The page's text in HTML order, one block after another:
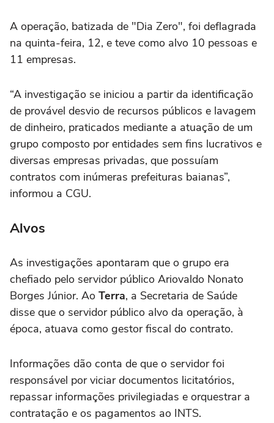
A operação, batizada de "Dia Zero", foi deflagrada
na quinta-feira, 12, e teve como alvo 10 pessoas e
11 empresas.
“A investigação se iniciou a partir da identificação
de provável desvio de recursos públicos e lavagem
de dinheiro, praticados mediante a atuação de um
grupo composto por entidades sem fins lucrativos e
diversas empresas privadas, que possuíam
contratos com inúmeras prefeituras baianas”,
informou a CGU.
Alvos
As investigações apontaram que o grupo era
chefiado pelo servidor público Ariovaldo Nonato
Borges Júnior. Ao Terra, a Secretaria de Saúde
disse que o servidor público alvo da operação, à
época, atuava como gestor fiscal do contrato.
Informações dão conta de que o servidor foi
responsável por viciar documentos licitatórios,
repassar informações privilegiadas e orquestrar a
contratação e os pagamentos ao INTS.